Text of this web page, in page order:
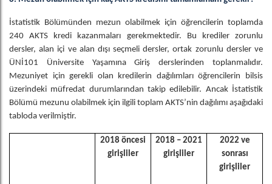
İstatistik Bölümünden mezun olabilmek için öğrencilerin toplamda
240 AKTS kredi kazanmaları gerekmektedir. Bu krediler zorunlu
dersler, alan içi ve alan dışı seçmeli dersler, ortak zorunlu dersler ve
ÜNİ101 Üniversite Yaşamına Giriş derslerinden toplanmalıdır.
Mezuniyet için gerekli olan kredilerin dağılımları öğrencilerin bilsis
üzerindeki müfredat durumlarından takip edilebilir. Ancak İstatistik
Bölümü mezunu olabilmek için ilgili toplam AKTS’nin dağılımı aşağıdaki
tabloda verilmiştir.
2018 öncesi
girişliler
2018 – 2021
girişliler
2022 ve
sonrası
girişliler